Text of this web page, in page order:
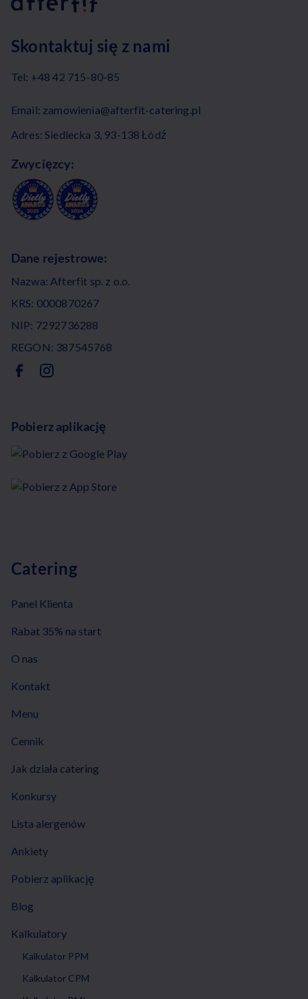
Skontaktuj się z nami
Tel: +48 42 715-80-85
Email: zamowienia@afterfit-catering.pl
Adres: Siedlecka 3, 93-138 Łódź
Zwycięzcy:
Dane rejestrowe:
Nazwa: Afterfit sp. z o.o.
KRS: 0000870267
NIP: 7292736288
REGON: 387545768
Pobierz aplikację
Catering
Panel Klienta
Rabat 35% na start
O nas
Kontakt
Menu
Cennik
Jak działa catering
Konkursy
Lista alergenów
Ankiety
Pobierz aplikację
Blog
Kalkulatory
Kalkulator PPM
Kalkulator CPM